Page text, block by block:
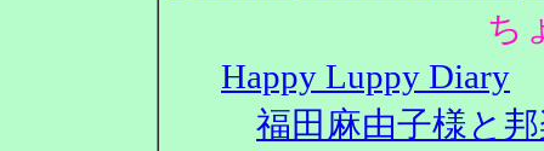
ち
Happy Luppy Diary
福田麻由子様と